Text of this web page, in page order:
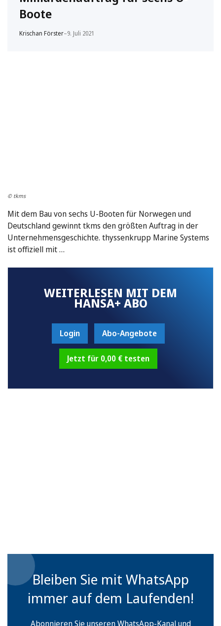
Boote
Krischan Förster–9. Juli 2021
© tkms
Mit dem Bau von sechs U-Booten für Norwegen und
Deutschland gewinnt tkms den größten Auftrag in der
Unternehmensgeschichte. thyssenkrupp Marine Systems
ist offiziell mit …
WEITERLESEN MIT DEM
HANSA+ ABO
Login Abo-Angebote
Jetzt für 0,00 € testen
Bleiben Sie mit WhatsApp
immer auf dem Laufenden!
Abonnieren Sie unseren WhatsApp-Kanal und